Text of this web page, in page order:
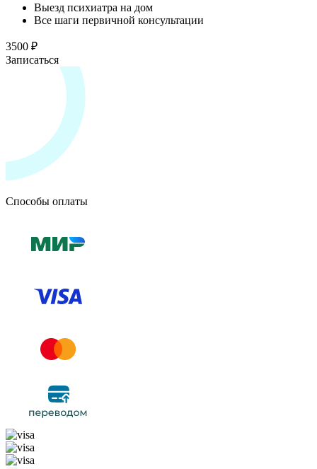
Выезд психиатра на дом
Все шаги первичной консультации
3500 ₽
Записаться
Способы оплаты